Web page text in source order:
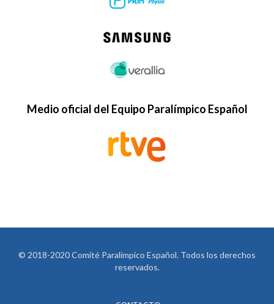
Medio oficial del Equipo Paralímpico Español
© 2018-2020 Comité Paralímpico Español. Todos los derechos
reservados.